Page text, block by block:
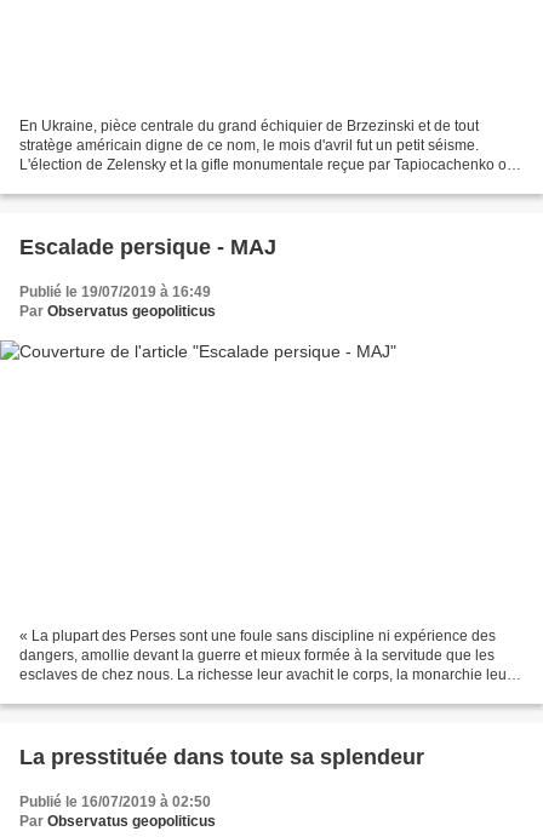
En Ukraine, pièce centrale du grand échiquier de Brzezinski et de tout
stratège américain digne de ce nom, le mois d'avril fut un petit séisme.
L'élection de Zelensky et la gifle monumentale reçue par Tapiocachenko ont
Escalade persique - MAJ
Publié le 19/07/2019 à 16:49
Par Observatus geopoliticus
« La plupart des Perses sont une foule sans discipline ni expérience des
dangers, amollie devant la guerre et mieux formée à la servitude que les
esclaves de chez nous. La richesse leur avachit le corps, la monarchie leur
La presstituée dans toute sa splendeur
Publié le 16/07/2019 à 02:50
Par Observatus geopoliticus